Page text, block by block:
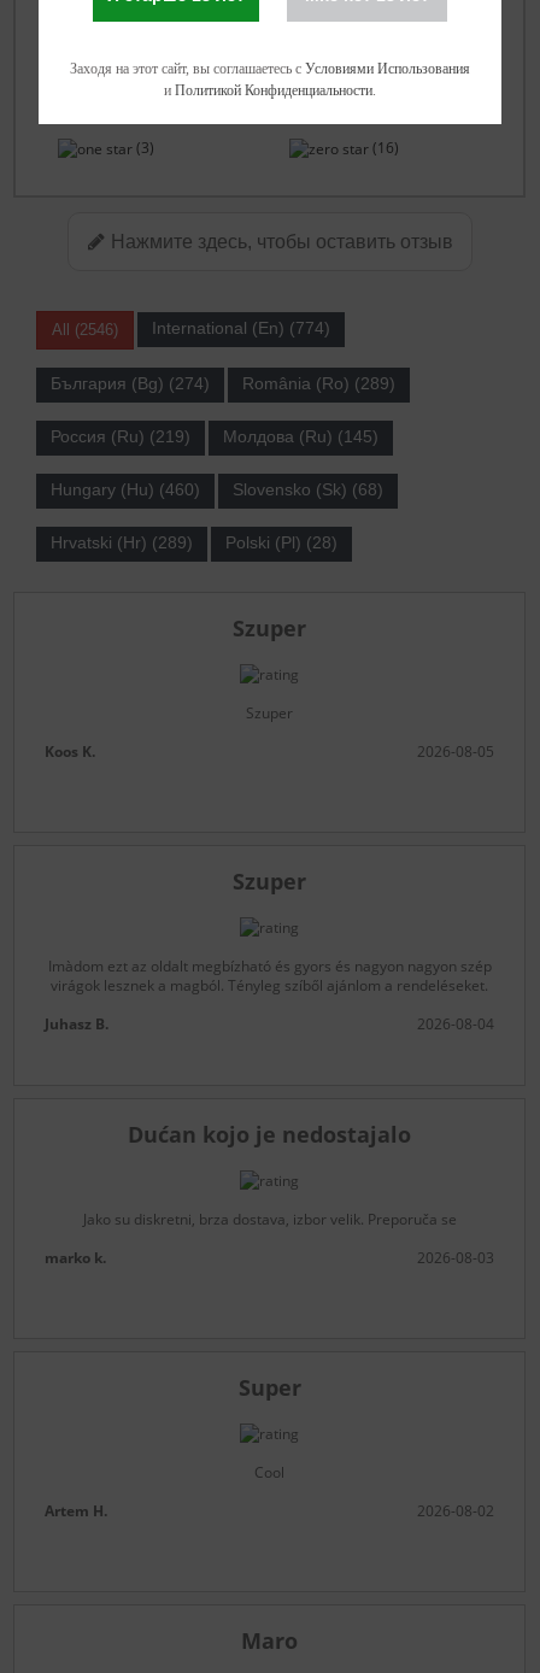
ФИЛЬТРОВАТЬ ОТЗЫВЫ ( Сброс)
(2420)
(80)
(3) (16)
Нажмите здесь, чтобы оставить отзыв
All (2546) International (En) (774)
България (Bg) (274) România (Ro) (289)
Россия (Ru) (219) Молдова (Ru) (145)
Hungary (Hu) (460) Slovensko (Sk) (68)
Hrvatski (Hr) (289) Polski (Pl) (28)
Szuper
Szuper
Koos K.
2026-08-05
Szuper
Imàdom ezt az oldalt megbízható és gyors és nagyon nagyon szép
virágok lesznek a magból. Tényleg szíből ajánlom a rendeléseket.
Juhasz B.
2026-08-04
Dućan kojo je nedostajalo
Jako su diskretni, brza dostava, izbor velik. Preporuča se
marko k.
2026-08-03
Super
Cool
Artem H.
2026-08-02
Maro
Заходя на этот сайт, вы соглашаетесь с Условиями Использования
и Политикой Конфиденциальности.